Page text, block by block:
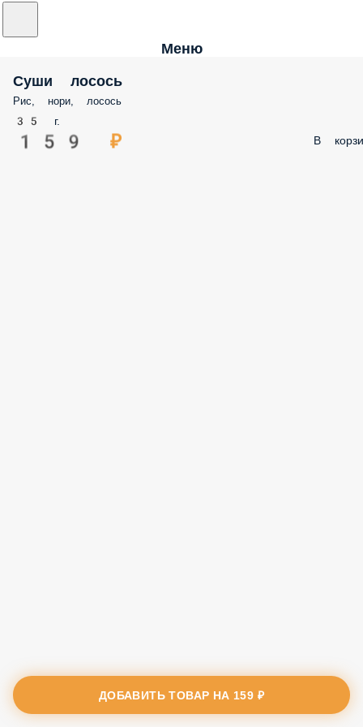
Меню
Суши лосось
Рис, нори, лосось
35 г.
159 ₽ В
ДОБАВИТЬ ТОВАР НА 159 ₽